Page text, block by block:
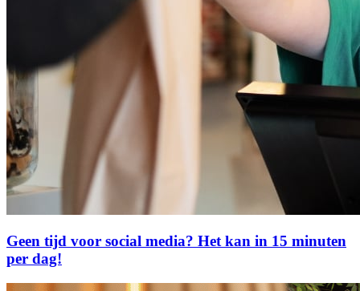
Geen tijd voor social media? Het kan in 15 minuten
per dag!